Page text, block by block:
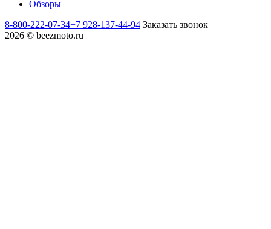
Обзоры
8-800-222-07-34+7 928-137-44-94 Заказать звонок
2026 © beezmoto.ru